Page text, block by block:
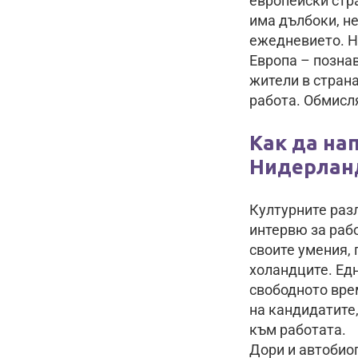
има дълбоки,
ежедневието.
Европа –
жители в
работа.
Как да
Културните
интервю за
своите умения,
холандците.
свободното
на
към работата.
Дори и